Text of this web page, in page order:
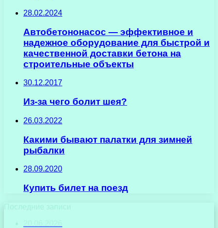
28.02.2024
Автобетононасос — эффективное и
надежное оборудование для быстрой и
качественной доставки бетона на
строительные объекты
30.12.2017
Из-за чего болит шея?
26.03.2022
Какими бывают палатки для зимней
рыбалки
28.09.2020
Купить билет на поезд
Последние записи